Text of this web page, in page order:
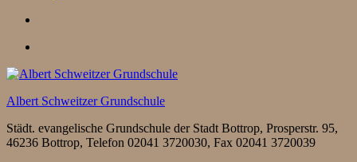
Albert Schweitzer Grundschule
Städt. evangelische Grundschule der Stadt Bottrop, Prosperstr. 95,
46236 Bottrop, Telefon 02041 3720030, Fax 02041 3720039